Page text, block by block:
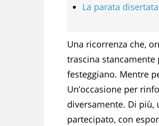
La parata
Una ricorrenza che,
trascina
festeggiano. Mentre
Un’occasione per
diversamente. Di più,
partecipato, con